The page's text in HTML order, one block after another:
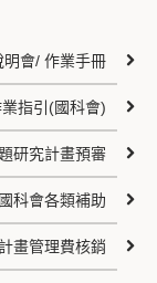
明會/ 作業手冊
指引(國科會)
研究計畫預審
國科會各類補助
畫管理費核銷